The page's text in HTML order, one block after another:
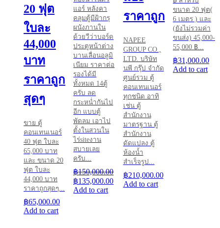
20 ฟุต
ใบละ
44,000
บาท
ราคาถูก
สุดๆ
ขาย ตู้
คอนเทนเนอร์
40 ฟุต ใบละ
65,000 บาท
และ ขนาด 20
ฟุต ใบละ
44,000 บาท
ราคาถูกสุดๆ...
฿65,000.00
Add to cart
แอร์ หลังคา
คลุมตู้มีฝ้ากรุ
ผนังภานใน
ด้วยวีว่าบอร์ด
ประตูหน้าต่าง
บานเลื่อนอลูมิ
เนียม ราคาต่อ
รองได้มี
ทั้งหมด 14ตู้
ครับ ลด
กระหน่ำกันไป
อีก แบบตู้
พัดลม เอาไป
ตั้งในสวนใน
ไร่siteงาน
สบายเลย
ครับ...
฿150,000.00
Original
price
฿135,000.00Current
price
Add to cart
ราคาถูก
NAPEE
GROUP CO.,
LTD. บริษัท
นพี กรุ๊ป จำกัด
ศูนย์รวม ตู้
คอนเทนเนอร์
ทุกชนิด อาทิ
เช่น ตู้
สำนักงาน
มาตรฐาน ตู้
สำนักงาน
ดัดแปลง ตู้
ห้องน้ำ
สำเร็จรูป...
฿210,000.00
Add to cart
ขนาด 20 ฟุต(
6 เมตร ) และ
(ยังไม่รวมค่า
ขนส่ง) 45,000-
55,000 ฿...
฿31,000.00
Add to cart